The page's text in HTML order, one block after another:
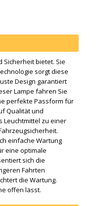
Sicherheit bietet. Sie
sorgt diese
Design garantiert
Lampe fahren Sie
perfekte Passform für
Qualität und
Leuchtmittel zu einer
einfache Wartung
eine optimale
sich die
Fahrten
die Wartung.
offen lässt.